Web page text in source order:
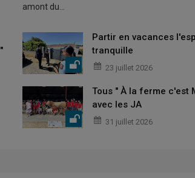
amont du…
Partir en vacances
tranquille
23 juillet 2026
Tous " À la ferme c'est
avec les JA
31 juillet 2026